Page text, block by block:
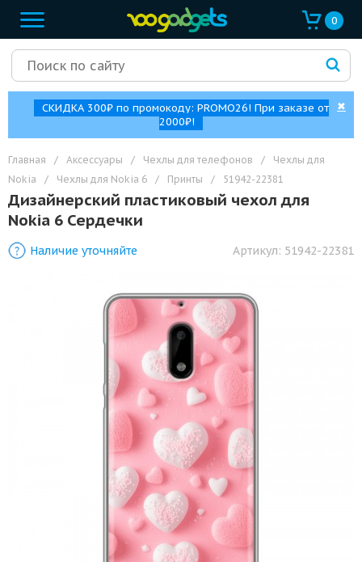
0
СКИДКА 300₽ по промокоду: PROMO26! При заказе от
2000₽!
✖
Главная / Аксессуары / Чехлы для телефонов /
Чехлы для
Nokia
/ Чехлы для Nokia 6 / Принты / 51942-22381
Дизайнерский пластиковый чехол для
Nokia 6 Сердечки
Наличие уточняйте Артикул: 51942-22381